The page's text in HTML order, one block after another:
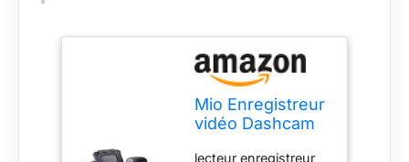
Mio Enregistreur
vidéo Dashcam
lecteur enregistreur